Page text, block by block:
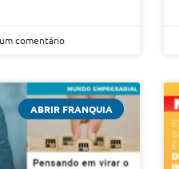
comentário
ABRIR FRANQUIA